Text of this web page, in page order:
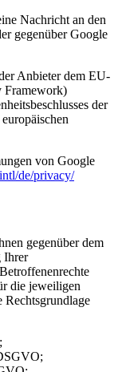
Nachricht an den
gegenüber Google
Anbieter dem EU-
Framework)
der
von Google
/de/privacy/
gegenüber dem
Ihrer
die jeweiligen
Rechtsgrundlage